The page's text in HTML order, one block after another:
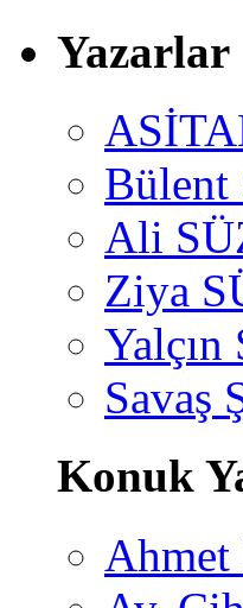
Yazarlar
Ali
Ziya
Savaş
Konuk
Ahmet